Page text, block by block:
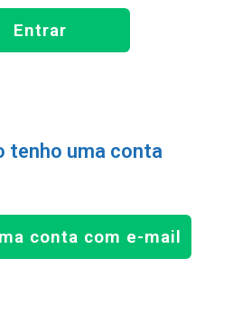
Entrar
tenho uma conta
conta com e-mail